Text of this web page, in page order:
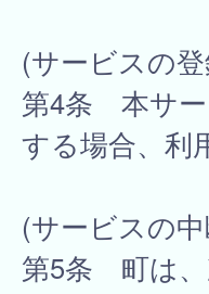
(サービスの
第4条 本サー
する場合、利
(サービスの
第5条 町は、